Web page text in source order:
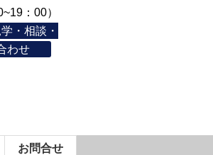
：00）
・相談・
わせ
お問合せ